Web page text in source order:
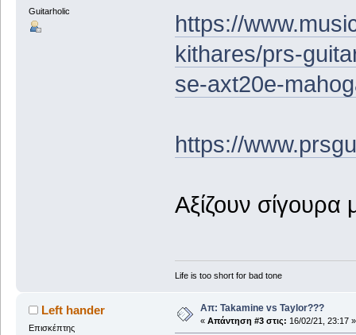
Guitarholic
https://
kithares/prs-
se-axt20e-
https://
Αξίζουν σίγουρα
Life is too short for bad tone
Left hander
Επισκέπτης
Απ: Takamine vs Taylor???
« Απάντηση #3 στις: 16/02/21, 23:17 »